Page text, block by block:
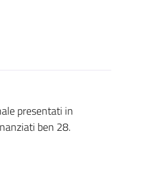
presentati in
ben 28.